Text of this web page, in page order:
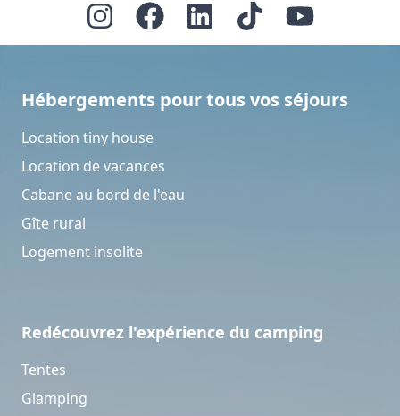
Hébergements pour tous vos séjours
Location tiny house
Location de vacances
Cabane au bord de l'eau
Gîte rural
Logement insolite
Redécouvrez l'expérience du camping
Tentes
Glamping